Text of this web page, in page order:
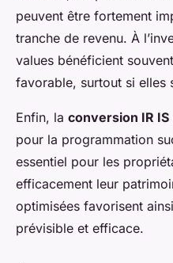
peuvent être fortement
tranche de revenu. À
values bénéficient
favorable, surtout si elles
Enfin, la conversion IR IS
pour la programmation
essentiel pour les
efficacement leur
optimisées favorisent
prévisible et efficace.